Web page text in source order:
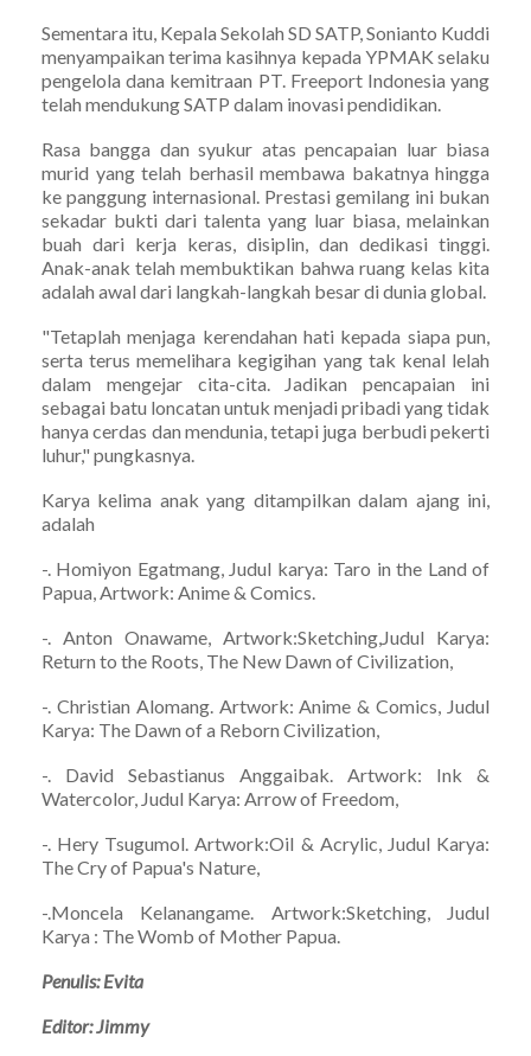
Sementara itu, Kepala Sekolah SD SATP, Sonianto Kuddi
menyampaikan terima kasihnya kepada YPMAK selaku
pengelola dana kemitraan PT. Freeport Indonesia yang
telah mendukung SATP dalam inovasi pendidikan.
Rasa bangga dan syukur atas pencapaian luar biasa
murid yang telah berhasil membawa bakatnya hingga
ke panggung internasional. Prestasi gemilang ini bukan
sekadar bukti dari talenta yang luar biasa, melainkan
buah dari kerja keras, disiplin, dan dedikasi tinggi.
Anak-anak telah membuktikan bahwa ruang kelas kita
adalah awal dari langkah-langkah besar di dunia global.
"Tetaplah menjaga kerendahan hati kepada siapa pun,
serta terus memelihara kegigihan yang tak kenal lelah
dalam mengejar cita-cita. Jadikan pencapaian ini
sebagai batu loncatan untuk menjadi pribadi yang tidak
hanya cerdas dan mendunia, tetapi juga berbudi pekerti
luhur," pungkasnya.
Karya kelima anak yang ditampilkan dalam ajang ini,
adalah
-. Homiyon Egatmang, Judul karya: Taro in the Land of
Papua, Artwork: Anime & Comics.
-. Anton Onawame, Artwork:Sketching,Judul Karya:
Return to the Roots, The New Dawn of Civilization,
-. Christian Alomang. Artwork: Anime & Comics, Judul
Karya: The Dawn of a Reborn Civilization,
-. David Sebastianus Anggaibak. Artwork: Ink &
Watercolor, Judul Karya: Arrow of Freedom,
-. Hery Tsugumol. Artwork:Oil & Acrylic, Judul Karya:
The Cry of Papua's Nature,
-.Moncela Kelanangame. Artwork:Sketching, Judul
Karya : The Womb of Mother Papua.
Penulis: Evita
Editor: Jimmy